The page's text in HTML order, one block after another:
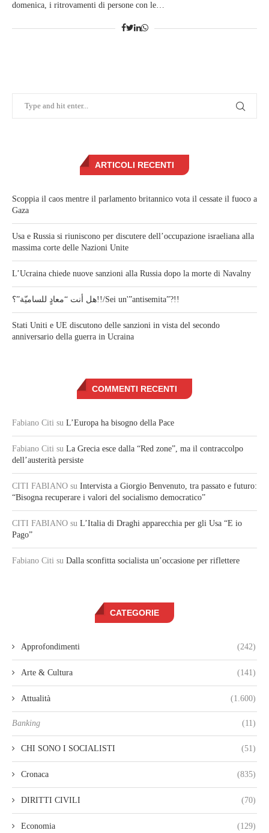
domenica, i ritrovamenti di persone con le…
ARTICOLI RECENTI
Scoppia il caos mentre il parlamento britannico vota il cessate il fuoco a
Gaza
Usa e Russia si riuniscono per discutere dell’occupazione israeliana alla
massima corte delle Nazioni Unite
L’Ucraina chiede nuove sanzioni alla Russia dopo la morte di Navalny
هل أنت “معادٍ للساميّة”؟!!/Sei un'”antisemita”?!!
Stati Uniti e UE discutono delle sanzioni in vista del secondo
anniversario della guerra in Ucraina
COMMENTI RECENTI
Fabiano Citi su L’Europa ha bisogno della Pace
Fabiano Citi su La Grecia esce dalla “Red zone”, ma il contraccolpo
dell’austerità persiste
CITI FABIANO su Intervista a Giorgio Benvenuto, tra passato e futuro:
“Bisogna recuperare i valori del socialismo democratico”
CITI FABIANO su L’Italia di Draghi apparecchia per gli Usa “E io
Pago”
Fabiano Citi su Dalla sconfitta socialista un’occasione per riflettere
CATEGORIE
Approfondimenti (242)
Arte & Cultura (141)
Attualità (1.600)
Banking (11)
CHI SONO I SOCIALISTI (51)
Cronaca (835)
DIRITTI CIVILI (70)
Economia (129)